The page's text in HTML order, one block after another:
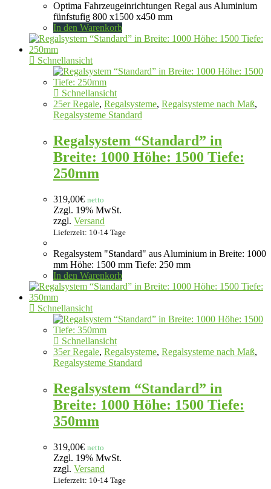
Optima Fahrzeugeinrichtungen Regal aus Aluminium
fünfstufig 800 x1500 x450 mm
In den Warenkorb
Schnellansicht
Schnellansicht
25er Regale, Regalsysteme, Regalsysteme nach Maß,
Regalsysteme Standard
Regalsystem “Standard” in
Breite: 1000 Höhe: 1500 Tiefe:
250mm
319,00€ netto
Zzgl. 19% MwSt.
zzgl. Versand
Lieferzeit: 10-14 Tage
Regalsystem "Standard" aus Aluminium in Breite: 1000
mm Höhe: 1500 mm Tiefe: 250 mm
In den Warenkorb
Schnellansicht
Schnellansicht
35er Regale, Regalsysteme, Regalsysteme nach Maß,
Regalsysteme Standard
Regalsystem “Standard” in
Breite: 1000 Höhe: 1500 Tiefe:
350mm
319,00€ netto
Zzgl. 19% MwSt.
zzgl. Versand
Lieferzeit: 10-14 Tage